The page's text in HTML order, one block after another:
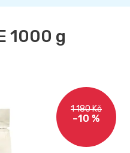
1000 g
1 180 Kč
–10 %